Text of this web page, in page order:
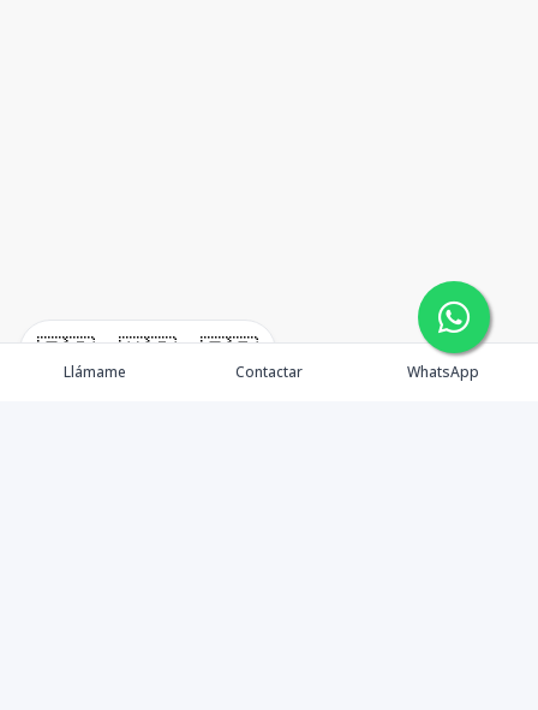
🇪🇸 🇺🇸 🇫🇷
Llámame Contactar WhatsApp